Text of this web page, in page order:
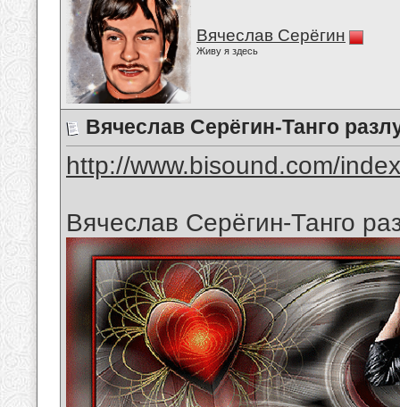
Вячеслав Серёгин
Живу я здесь
Вячеслав Серёгин-Танго
http://www.bisound.com/
Вячеслав Серёгин-Танго